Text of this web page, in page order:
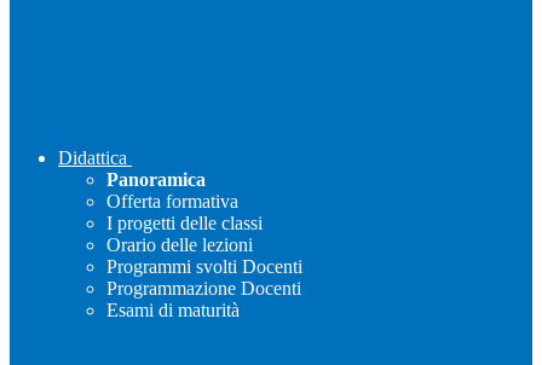
Didattica
Panoramica
Offerta formativa
I progetti delle classi
Orario delle lezioni
Programmi svolti Docenti
Programmazione Docenti
Esami di maturità